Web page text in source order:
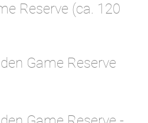
Reserve (ca. 120
Game Reserve